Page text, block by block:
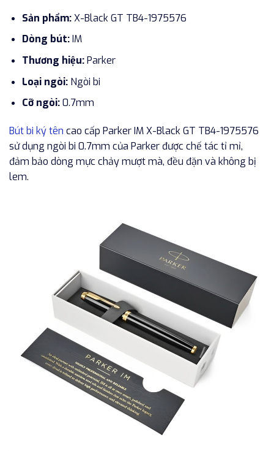
Sản phẩm:X-Black GT TB4-1975576
Dòng bút:IM
Thương hiệu:Parker
Loại ngòi:Ngòi bi
Cỡ ngòi:0.7mm
Bút bi ký tên cao cấp Parker IM X-Black GT TB4-1975576
sử dụng ngòi bi 0.7mm của Parker được chế tác tỉ mỉ,
đảm bảo dòng mực chảy mượt mà, đều đặn và không bị
lem.